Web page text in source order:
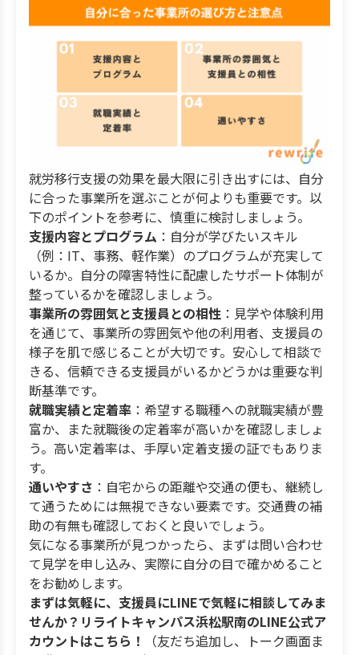
就労移行支援の効果を最大限に引き出すには、自分
に合った事業所を選ぶことが何よりも重要です。以
下のポイントを参考に、慎重に検討しましょう。
支援内容とプログラム ：自分が学びたいスキル
（例：IT、事務、軽作業）のプログラムが充実して
いるか。自分の障害特性に配慮したサポート体制が
整っているかを確認しましょう。
事業所の雰囲気と支援員との相性 ：見学や体験利用
を通じて、事業所の雰囲気や他の利用者、支援員の
様子を肌で感じることが大切です。安心して相談で
きる、信頼できる支援員がいるかどうかは重要な判
断基準です。
就職実績と定着率 ：希望する職種への就職実績が豊
富か、また就職後の定着率が高いかを確認しましょ
う。高い定着率は、手厚い定着支援の証でもありま
す。
通いやすさ ：自宅からの距離や交通の便も、継続し
て通うためには無視できない要素です。交通費の補
助の有無も確認しておくと良いでしょう。
気になる事業所が見つかったら、まずは問い合わせ
て見学を申し込み、実際に自分の目で確かめること
をお勧めします。
まずは気軽に、支援員にLINEで気軽に相談してみま
せんか？リライトキャンパス浜松駅南のLINE公式ア
カウントはこちら！
（友だち追加し、トーク画面ま